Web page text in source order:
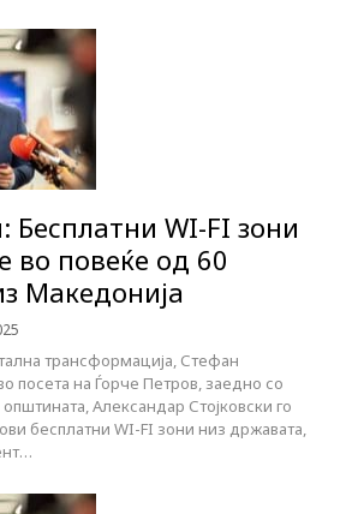
Бесплатни WI-FI зони
во повеќе од 60
Македонија
трансформација, Стефан
посета на Ѓорче Петров, заедно со
Александар Стојковски го
бесплатни WI-FI зони низ државата,